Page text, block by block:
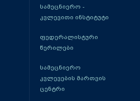
სამეცნიერო -
კვლევითი ინსტიტუტი
ფედერალისტური
წერილები
სამეცნიერო
კვლევების მართვის
ცენტრი